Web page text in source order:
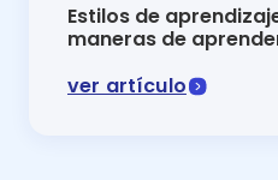
Estilos de
maneras de
ver artículo